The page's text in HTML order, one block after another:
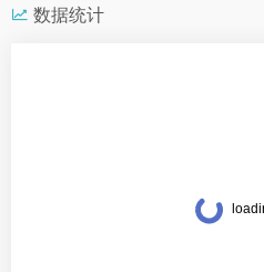
数据统计